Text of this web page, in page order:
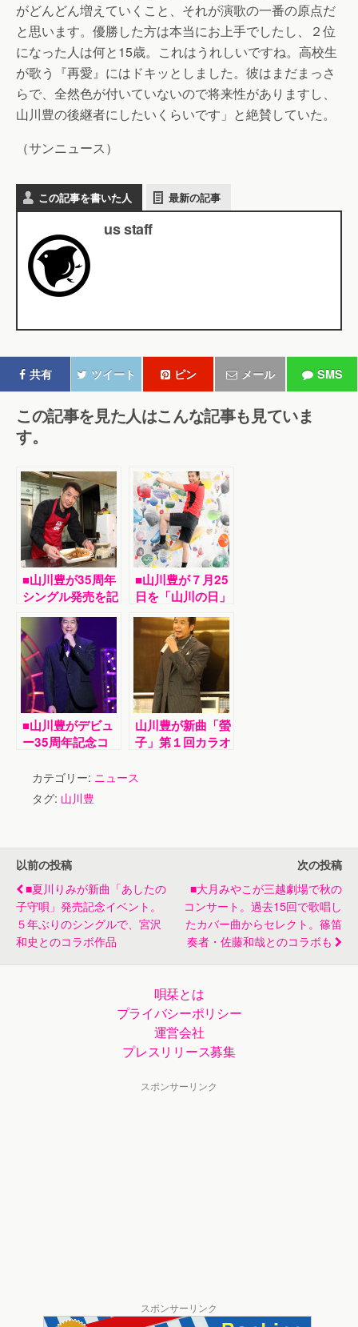
がどんどん増えていくこと、それが演歌の一番の原点だ
と思います。優勝した方は本当にお上手でしたし、２位
になった人は何と15歳。これはうれしいですね。高校生
が歌う『再愛』にはドキッとしました。彼はまだまっさ
らで、全然色が付いていないので将来性がありますし、
山川豊の後継者にしたいくらいです」と絶賛していた。
（サンニュース）
この記事を書いた人 最新の記事
us staff
共有 ツイート ピン メール SMS
この記事を見た人はこんな記事も見ていま
す。
■山川豊が35周年
シングル発売を記
念して一日限りの
「カラオケ喫茶
『再愛』」開店。
一日店長＆歌披露
■山川豊が７月25
日を「山川の日」
と制定し、チャレ
ンジシリーズ第１
弾として「ボルダ
リング」に初挑戦
■山川豊がデビュ
ー35周年記念コ
曲熱唱。リハーサ
ルの様子を１２０
人に初公開。沖縄
山川豊が新曲「螢
子」第１回カラオ
手県の谷藤将裕さ
カテゴリー: ニュース
タグ: 山川豊
以前の投稿
■夏川りみが新曲「あしたの
子守唄」発売記念イベント。
５年ぶりのシングルで、宮沢
和史とのコラボ作品
次の投稿
■大月みやこが三越劇場で秋の
コンサート。過去15回で歌唱し
たカバー曲からセレクト。篠笛
奏者・佐藤和哉とのコラボも
唄栞とは
プライバシーポリシー
運営会社
プレスリリース募集
スポンサーリンク
スポンサーリンク